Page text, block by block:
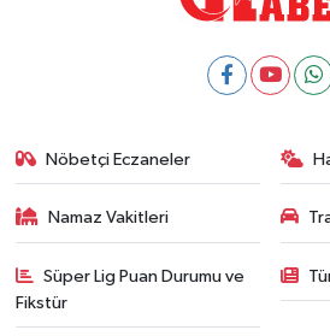
Nöbetçi Eczaneler
Namaz Vakitleri
Süper Lig Puan Durumu ve
Fikstür